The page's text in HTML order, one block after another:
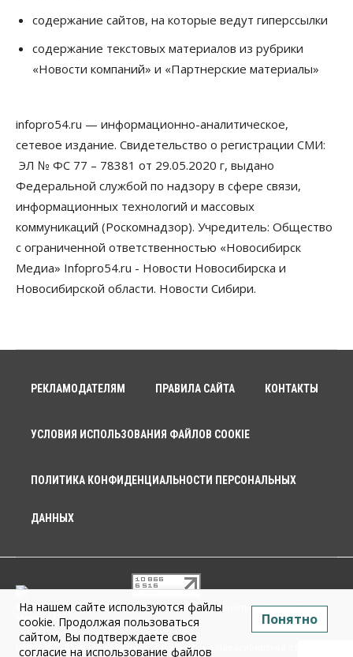
содержание сайтов, на которые ведут гиперссылки
содержание текстовых материалов из рубрики
«Новости компаний» и «Партнерские материалы»
infopro54.ru — информационно-аналитическое,
сетевое издание. Свидетельство о регистрации СМИ:
ЭЛ № ФС 77 – 78381 от 29.05.2020 г, выдано
Федеральной службой по надзору в сфере связи,
информационных технологий и массовых
коммуникаций (Роскомнадзор). Учредитель: Общество
с ограниченной ответственностью «Новосибирск
Медиа» Infopro54.ru - Новости Новосибирска и
Новосибирской области. Новости Сибири.
РЕКЛАМОДАТЕЛЯМ ПРАВИЛА САЙТА КОНТАКТЫ
УСЛОВИЯ ИСПОЛЬЗОВАНИЯ ФАЙЛОВ COOKIE
ПОЛИТИКА КОНФИДЕНЦИАЛЬНОСТИ ПЕРСОНАЛЬНЫХ
ДАННЫХ
© 2026 г. Общество с ограниченной ответственностью «Новосибирск
Медиа» 18+
Infopro54 - Важные новости Новосибирска и Новосибирской области.
На нашем сайте используются файлы
cookie. Продолжая пользоваться
сайтом, Вы подтверждаете свое
согласие на использование файлов
Понятно